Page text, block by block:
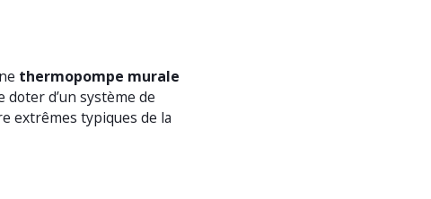
thermopompe murale
doter d’un système de
extrêmes typiques de la